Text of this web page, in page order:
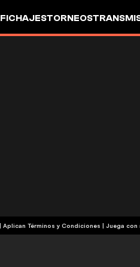
FICHAJESTORNEOS
+18 | Publicidad | Aplican Términos y Condiciones |